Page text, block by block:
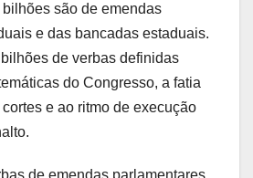
são de emendas
e das bancadas estaduais.
de verbas definidas
do Congresso, a fatia
e ao ritmo de execução
de emendas parlamentares